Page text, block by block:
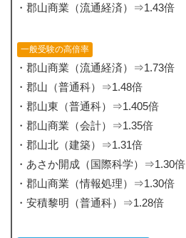
・郡山商業（流通経済）⇒1.43倍
一般受験の高倍率
・郡山商業（流通経済）⇒1.73倍
・郡山（普通科）⇒1.48倍
・郡山東（普通科）⇒1.405倍
・郡山商業（会計）⇒1.35倍
・郡山北（建築）⇒1.31倍
・あさか開成（国際科学）⇒1.30倍
・郡山商業（情報処理）⇒1.30倍
・安積黎明（普通科）⇒1.28倍